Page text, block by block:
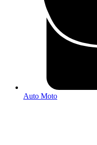
Auto Moto